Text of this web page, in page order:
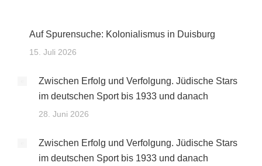
Auf Spurensuche: Kolonialismus in Duisburg
15. Juli 2026
Zwischen Erfolg und Verfolgung. Jüdische Stars
im deutschen Sport bis 1933 und danach
28. Juni 2026
Zwischen Erfolg und Verfolgung. Jüdische Stars
im deutschen Sport bis 1933 und danach